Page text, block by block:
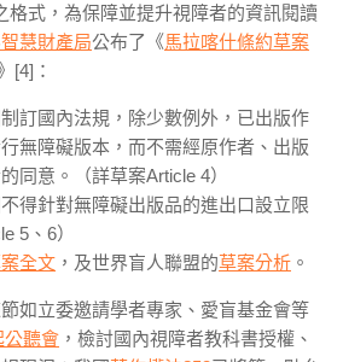
格式，為保障並提升視障者的資訊閱讀
慧財產局公布了《馬拉喀什條約草案
[4]：
制訂國內法規，除少數例外，已出版作
無障礙版本，而不需經原作者、出版
同意。（詳草案Article 4）
不得針對無障礙出版品的進出口設立限
5、6）
全文 ，及世界盲人聯盟的草案分析 。
如立委邀請學者專家、愛盲基金會等
公聽會 ，檢討國內視障者教科書授權、